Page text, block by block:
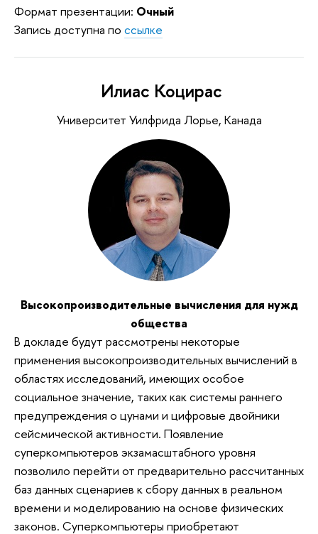
Формат презентации: Очный
Запись доступна по ссылке
Илиас Коцирас
Университет Уилфрида Лорье, Канада
Высокопроизводительные вычисления для нужд
общества
В докладе будут рассмотрены некоторые
применения высокопроизводительных вычислений в
областях исследований, имеющих особое
социальное значение, таких как системы раннего
предупреждения о цунами и цифровые двойники
сейсмической активности. Появление
суперкомпьютеров экзамасштабного уровня
позволило перейти от предварительно рассчитанных
баз данных сценариев к сбору данных в реальном
времени и моделированию на основе физических
законов. Суперкомпьютеры приобретают